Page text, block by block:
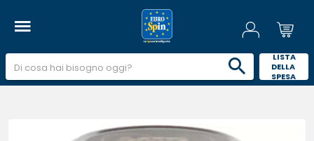
LISTA
DELLA
SPESA